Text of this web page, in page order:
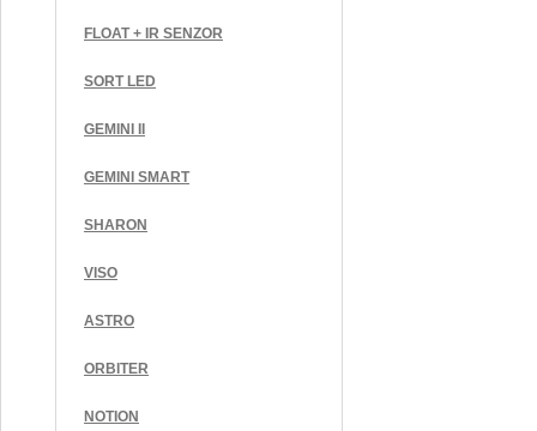
FLOAT + IR SENZOR
SORT LED
GEMINI II
GEMINI SMART
SHARON
VISO
ASTRO
ORBITER
NOTION